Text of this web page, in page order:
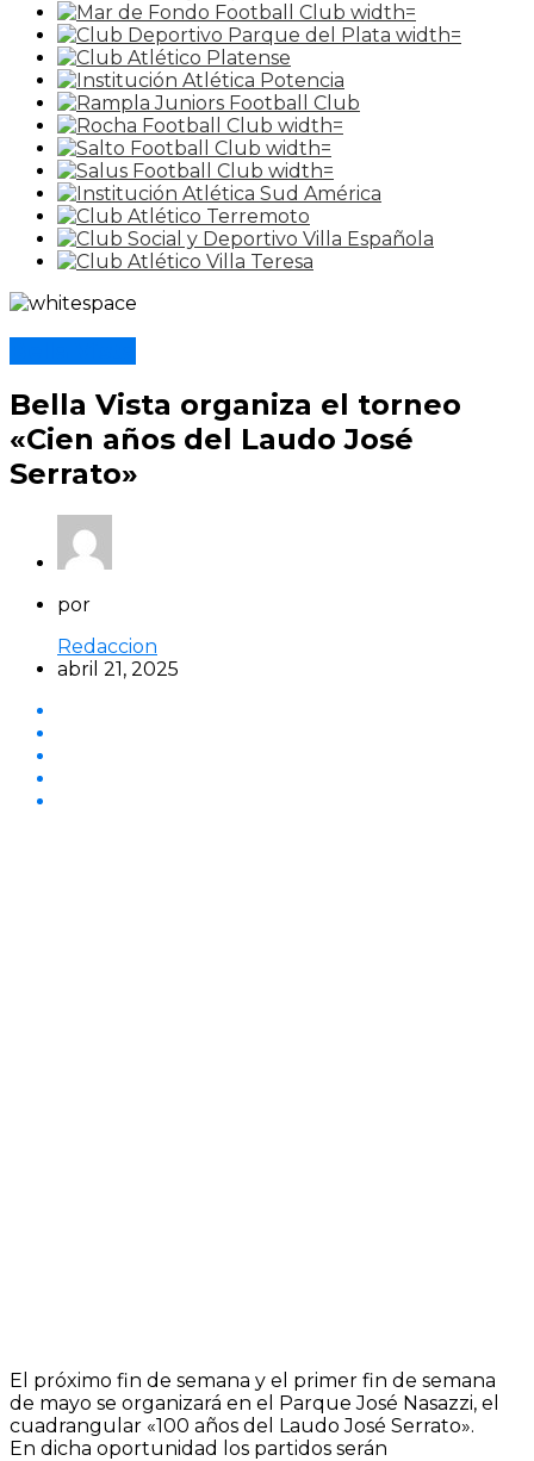
Bella Vista organiza el torneo
«Cien años del Laudo José
Serrato»
por
Redaccion
abril 21, 2025
El próximo fin de semana y el primer fin de semana
de mayo se organizará en el Parque José Nasazzi, el
cuadrangular «100 años del Laudo José Serrato».
En dicha oportunidad los partidos serán